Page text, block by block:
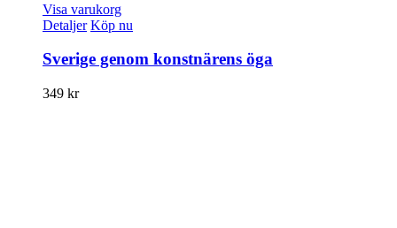
Visa varukorg
Detaljer Köp nu
Sverige genom konstnärens öga
349 kr